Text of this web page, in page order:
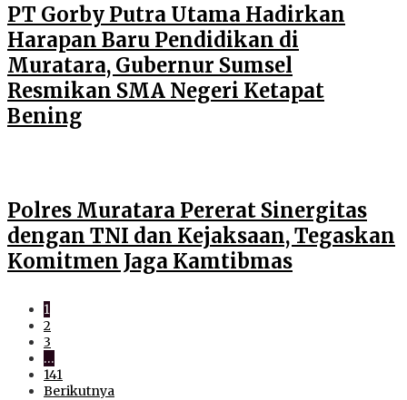
PT Gorby Putra Utama Hadirkan
Harapan Baru Pendidikan di
Muratara, Gubernur Sumsel
Resmikan SMA Negeri Ketapat
Bening
Polres Muratara Pererat Sinergitas
dengan TNI dan Kejaksaan, Tegaskan
Komitmen Jaga Kamtibmas
1
2
3
…
141
Berikutnya